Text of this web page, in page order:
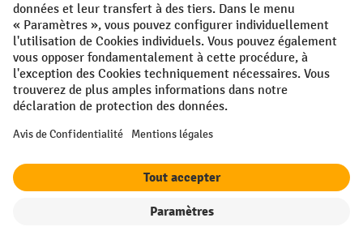
Conditions générales Mentions légales
Protection des Données Politique de cookies
All prices excl. VAT plusshipping costsand possible delivery charges,
if not stated otherwise.
¹ La remise est valable jusqu'à épuisement des stocks. La remise ne
avec d'autres réductions en pourcentage ou bons de réduction. | ² La
réduction sera accordée une seule fois lors de la première inscription
peut être utilisé pour un achat en ligne d'une valeur de commande